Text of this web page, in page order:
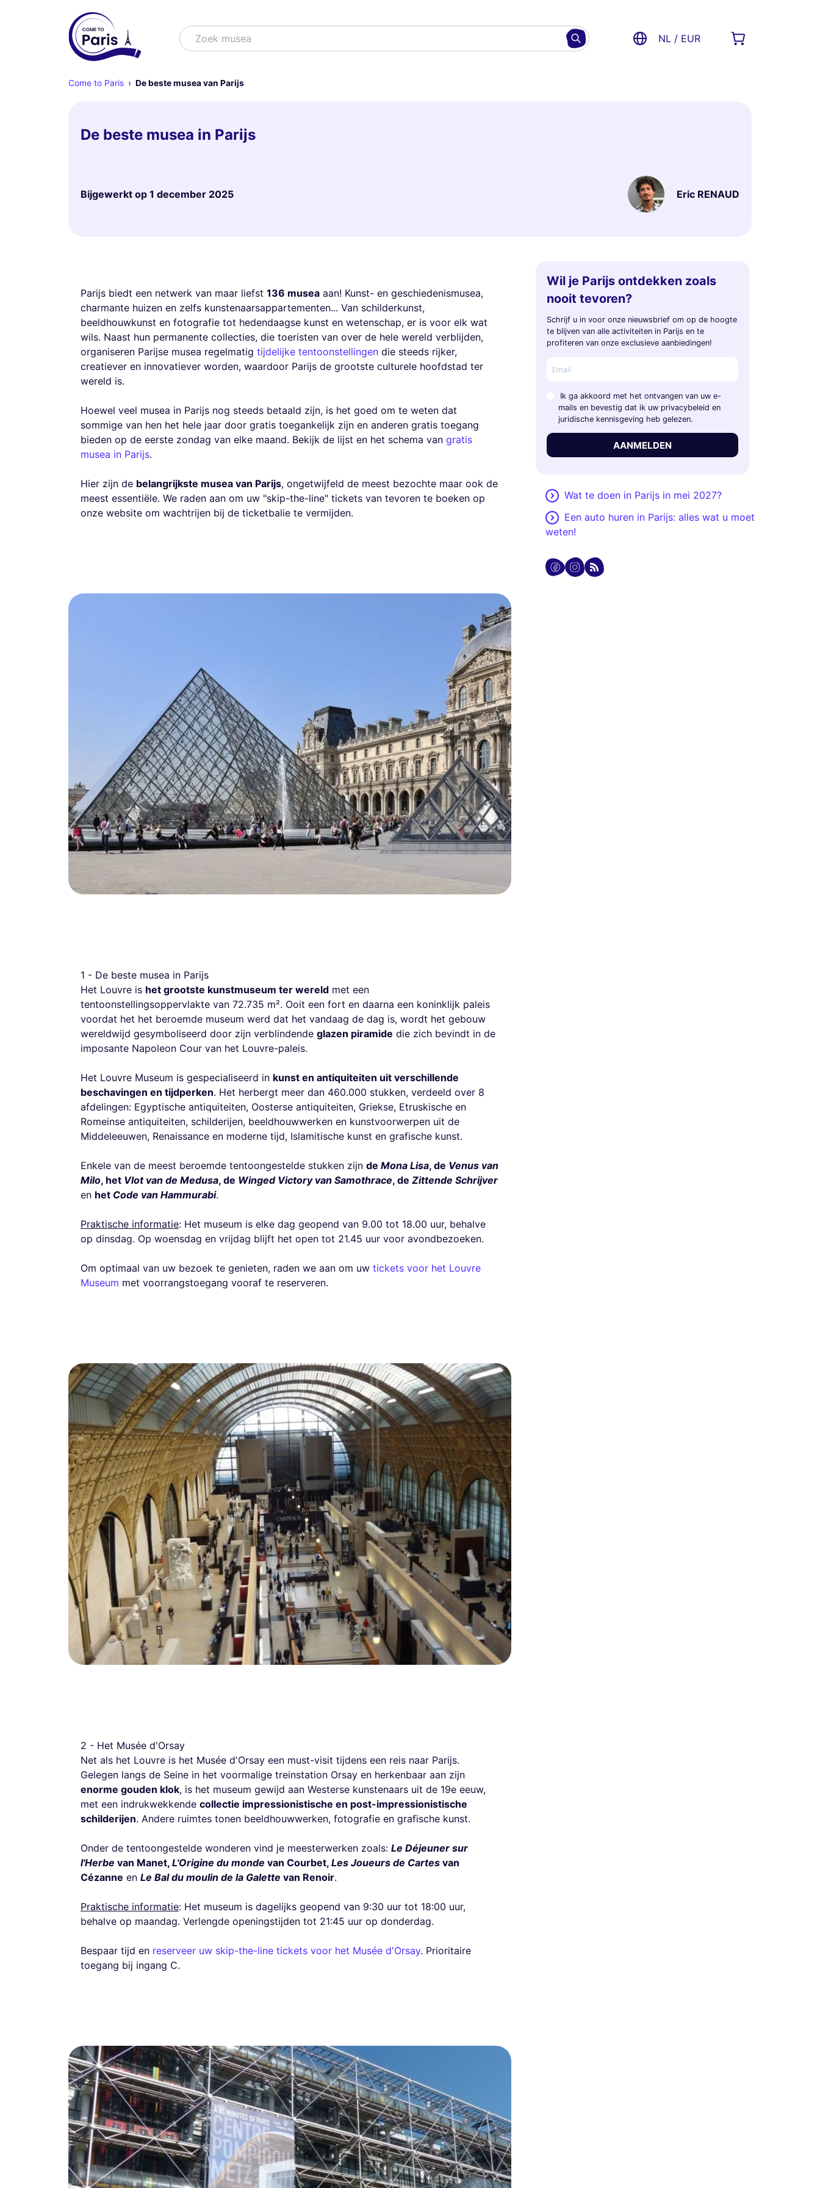
ZoekZoek muse NL / EUR
Come to Paris De beste musea van Parijs
De beste musea in Parijs
Bijgewerkt op 1 december 2025 Eric RENAUD
Parijs biedt een netwerk van maar liefst 136 musea aan! Kunst- en geschiedenismusea,
charmante huizen en zelfs kunstenaarsappartementen... Van schilderkunst,
beeldhouwkunst en fotografie tot hedendaagse kunst en wetenschap, er is voor elk wat
wils. Naast hun permanente collecties, die toeristen van over de hele wereld verblijden,
organiseren Parijse musea regelmatig tijdelijke tentoonstellingen die steeds rijker,
creatiever en innovatiever worden, waardoor Parijs de grootste culturele hoofdstad ter
wereld is.
Hoewel veel musea in Parijs nog steeds betaald zijn, is het goed om te weten dat
sommige van hen het hele jaar door gratis toegankelijk zijn en anderen gratis toegang
bieden op de eerste zondag van elke maand. Bekijk de lijst en het schema van gratis
musea in Parijs.
Hier zijn de belangrijkste musea van Parijs, ongetwijfeld de meest bezochte maar ook de
meest essentiële. We raden aan om uw "skip-the-line" tickets van tevoren te boeken op
onze website om wachtrijen bij de ticketbalie te vermijden.
1 - De beste musea in Parijs
Het Louvre is het grootste kunstmuseum ter wereld met een
tentoonstellingsoppervlakte van 72.735 m². Ooit een fort en daarna een koninklijk paleis
voordat het het beroemde museum werd dat het vandaag de dag is, wordt het gebouw
wereldwijd gesymboliseerd door zijn verblindende glazen piramide die zich bevindt in de
imposante Napoleon Cour van het Louvre-paleis.
Het Louvre Museum is gespecialiseerd in kunst en antiquiteiten uit verschillende
beschavingen en tijdperken. Het herbergt meer dan 460.000 stukken, verdeeld over 8
afdelingen: Egyptische antiquiteiten, Oosterse antiquiteiten, Griekse, Etruskische en
Romeinse antiquiteiten, schilderijen, beeldhouwwerken en kunstvoorwerpen uit de
Middeleeuwen, Renaissance en moderne tijd, Islamitische kunst en grafische kunst.
Enkele van de meest beroemde tentoongestelde stukken zijn de Mona Lisa, de Venus van
Milo, het Vlot van de Medusa, de Winged Victory van Samothrace, de Zittende Schrijver
en het Code van Hammurabi.
Praktische informatie: Het museum is elke dag geopend van 9.00 tot 18.00 uur, behalve
op dinsdag. Op woensdag en vrijdag blijft het open tot 21.45 uur voor avondbezoeken.
Om optimaal van uw bezoek te genieten, raden we aan om uw tickets voor het Louvre
Museum met voorrangstoegang vooraf te reserveren.
2 - Het Musée d'Orsay
Net als het Louvre is het Musée d'Orsay een must-visit tijdens een reis naar Parijs.
Gelegen langs de Seine in het voormalige treinstation Orsay en herkenbaar aan zijn
enorme gouden klok, is het museum gewijd aan Westerse kunstenaars uit de 19e eeuw,
met een indrukwekkende collectie impressionistische en post-impressionistische
schilderijen. Andere ruimtes tonen beeldhouwwerken, fotografie en grafische kunst.
Onder de tentoongestelde wonderen vind je meesterwerken zoals: Le Déjeuner sur
l'Herbe van Manet, L'Origine du monde van Courbet, Les Joueurs de Cartes van
Cézanne en Le Bal du moulin de la Galette van Renoir.
Praktische informatie: Het museum is dagelijks geopend van 9:30 uur tot 18:00 uur,
behalve op maandag. Verlengde openingstijden tot 21:45 uur op donderdag.
Bespaar tijd en reserveer uw skip-the-line tickets voor het Musée d'Orsay. Prioritaire
toegang bij ingang C.
Wil je Parijs ontdekken zoals
nooit tevoren?
Schrijf u in voor onze nieuwsbrief om op de hoogte
te blijven van alle activiteiten in Parijs en te
profiteren van onze exclusieve aanbiedingen!
Ik ga akkoord met het ontvangen van uw e-
mails en bevestig dat ik uw privacybeleid en
juridische kennisgeving heb gelezen.
AANMELDEN
Wat te doen in Parijs in mei 2027?
Een auto huren in Parijs: alles wat u moet
weten!